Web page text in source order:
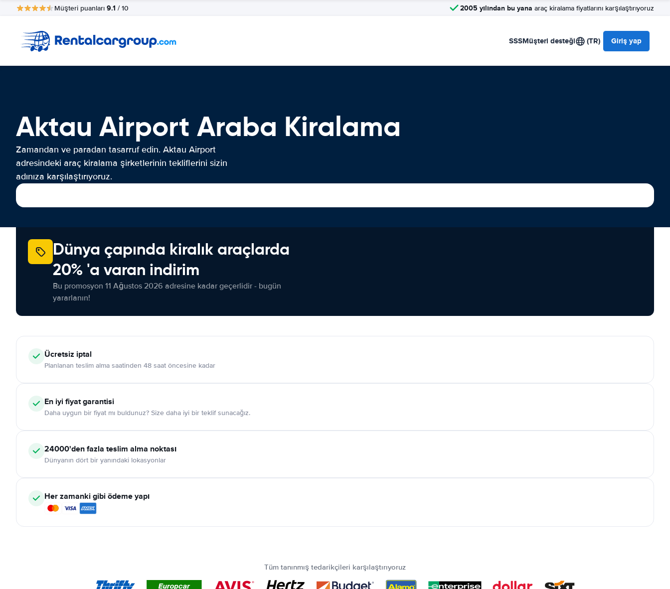
Müşteri puanları 9.1 / 10 2005 yılından bu yana araç kiralama fiyatlarını karşılaştırıyoruz
SSSMüşteri desteği (TR) Giriş yap
Aktau Airport Araba Kiralama
Zamandan ve paradan tasarruf edin. Aktau Airport
adresindeki araç kiralama şirketlerinin tekliflerini sizin
adınıza karşılaştırıyoruz.
Dünya çapında kiralık araçlarda
20% 'a varan indirim
Bu promosyon 11 Ağustos 2026 adresine kadar geçerlidir - bugün
yararlanın!
Ücretsiz iptal
Planlanan teslim alma saatinden 48 saat öncesine kadar
En iyi fiyat garantisi
Daha uygun bir fiyat mı buldunuz? Size daha iyi bir teklif sunacağız.
24000'den fazla teslim alma noktası
Dünyanın dört bir yanındaki lokasyonlar
Her zamanki gibi ödeme yapı
Tüm tanınmış tedarikçileri karşılaştırıyoruz